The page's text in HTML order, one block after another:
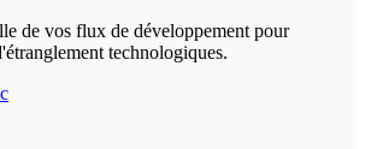
de vos flux de développement pour
technologiques.